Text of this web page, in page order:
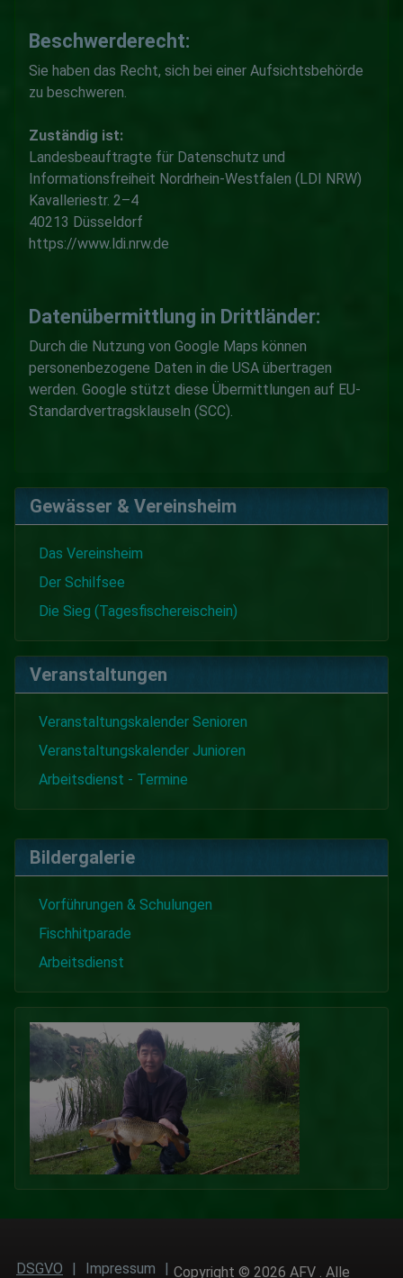
Bildergalerie
Vorführungen & Schulungen
Fischhitparade
Arbeitsdienst
Beschwerderecht:
Sie haben das Recht, sich bei einer Aufsichtsbehörde
zu beschweren.
Zuständig ist:
Landesbeauftragte für Datenschutz und
Informationsfreiheit Nordrhein-Westfalen (LDI NRW)
Kavalleriestr. 2–4
40213 Düsseldorf
https://www.ldi.nrw.de
Datenübermittlung in Drittländer:
Durch die Nutzung von Google Maps können
personenbezogene Daten in die USA übertragen
werden. Google stützt diese Übermittlungen auf EU-
Standardvertragsklauseln (SCC).
Gewässer & Vereinsheim
Das Vereinsheim
Der Schilfsee
Die Sieg (Tagesfischereischein)
Veranstaltungen
Veranstaltungskalender Senioren
Veranstaltungskalender Junioren
Arbeitsdienst - Termine
DSGVO | Impressum | Copyright © 2026 AFV . Alle